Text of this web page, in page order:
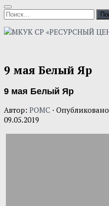
Найти:
9 мая Белый Яр
9 мая Белый Яр
Автор: POMC · Опубликовано
09.05.2019